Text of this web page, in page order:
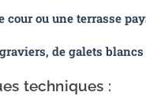
cour ou une terrasse
de galets
techniques :